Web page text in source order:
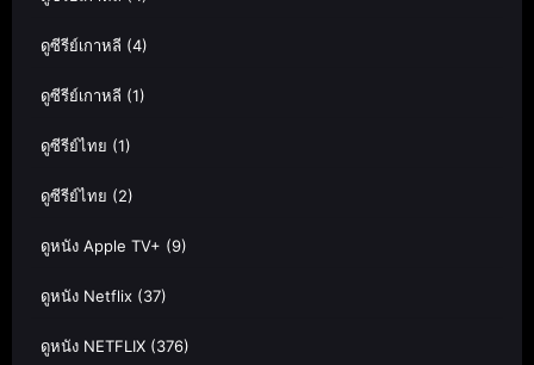
ดูซีรีย์เกาหลี (4)
ดูซีรีย์เกาหลี (1)
ดูซีรีย์ไทย (1)
ดูซีรีย์ไทย (2)
ดูหนัง Apple TV+ (9)
ดูหนัง Netflix (37)
ดูหนัง NETFLIX (376)